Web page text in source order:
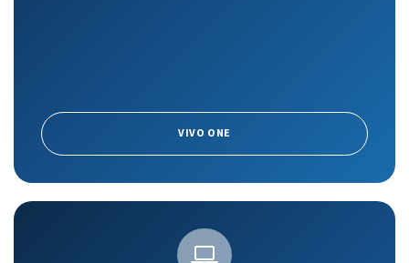
VIVO ONE